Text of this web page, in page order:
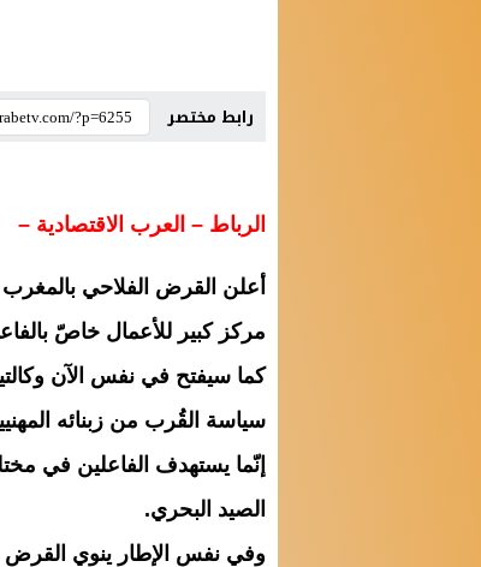
رابط مختصر
الرباط – العرب الاقتصادية –
أعلن القرض الفلاحي
مركز كبير للأعمال خاصّ
كما سيفتح في نفس الآن
سياسة القُرب من زبنائه
إنّما يستهدف الفاعلين في
الصيد البحري.
وفي نفس الإطار ينوي